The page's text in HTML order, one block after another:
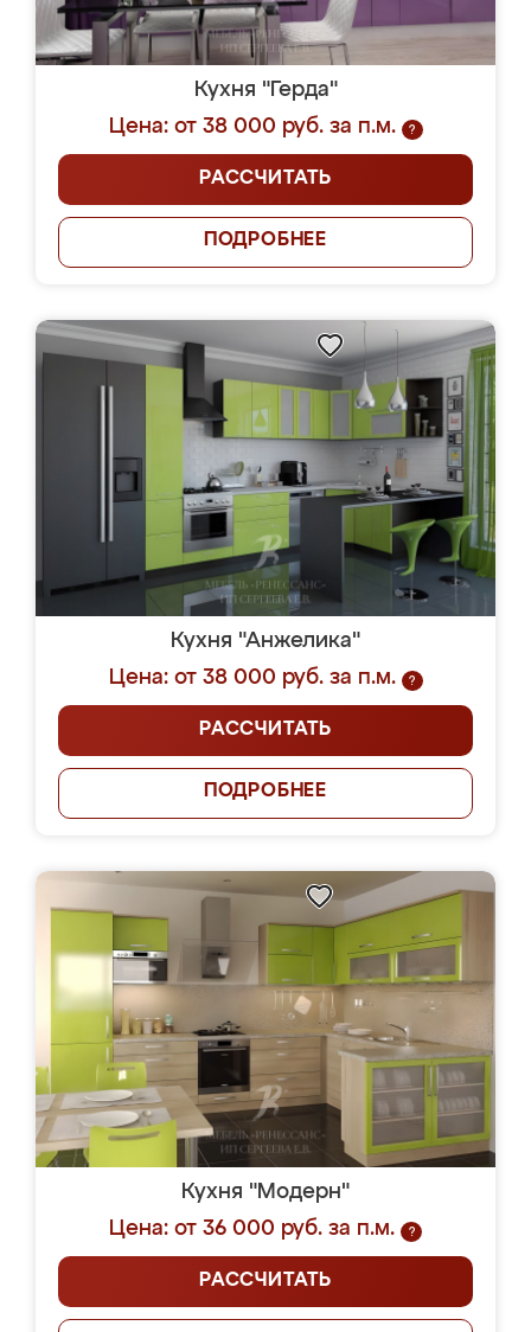
Кухня "Герда"
Цена: от 38 000 руб. за п.м.
?
РАССЧИТАТЬ
ПОДРОБНЕЕ
Кухня "Анжелика"
Цена: от 38 000 руб. за п.м.
?
РАССЧИТАТЬ
ПОДРОБНЕЕ
Кухня "Модерн"
Цена: от 36 000 руб. за п.м.
?
РАССЧИТАТЬ